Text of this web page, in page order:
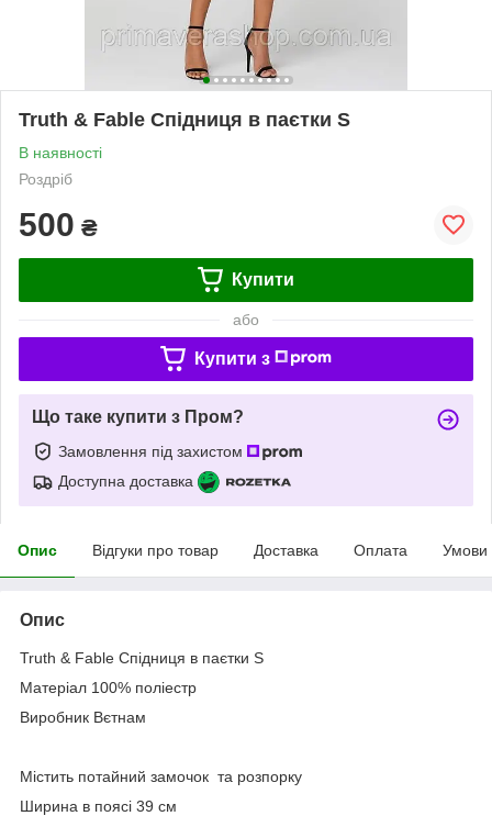
Truth & Fable Спідниця в паєтки S
В наявності
Роздріб
500 ₴
Купити
або
Купити з
Що таке купити з Пром?
Замовлення під захистом
Доступна доставка
Опис Відгуки про товар Доставка Оплата Умови
Опис
Truth & Fable Спідниця в паєтки S
Матеріал 100% поліестр
Виробник Вєтнам
Містить потайний замочок та розпорку
Ширина в поясі 39 см